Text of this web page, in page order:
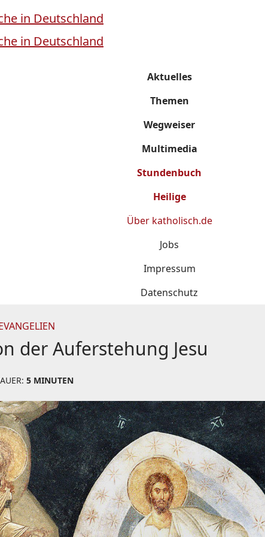
Aktuelles
Themen
Wegweiser
Multimedia
Stundenbuch
Heilige
Über katholisch.de
Jobs
Impressum
Datenschutz
der Auferstehung Jesu
5 MINUTEN